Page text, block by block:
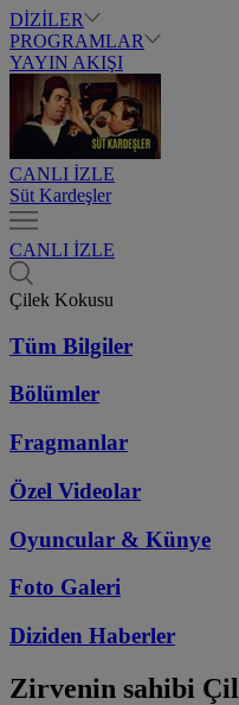
DİZİLER
PROGRAMLAR
YAYIN AKIŞI
CANLI İZLE
Süt Kardeşler
CANLI İZLE
Çilek Kokusu
Tüm Bilgiler
Bölümler
Fragmanlar
Özel Videolar
Oyuncular & Künye
Foto Galeri
Diziden Haberler
Zirvenin sahibi